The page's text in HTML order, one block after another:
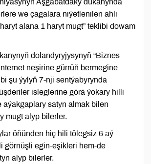
Aşgabatdaky dükanynda
we çagalara niýetlenilen ähli
alana 1 haryt mugt” teklibi dowam
dolandyryjysynyň “Biznes
neşirine gürrüň bermegine
şu ýylyň 7-nji sentýabyrynda
isleglerine görä ýokary hilli
aýakgaplary satyn almak bilen
mugt alyp bilerler.
öňünden hiç hili tölegsiz 6 aý
görnüşli egin-eşikleri hem-de
alyp bilerler.